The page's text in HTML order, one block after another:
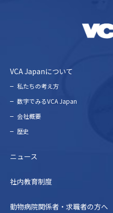
VCA Japanについて
私たちの考え⽅
数字でみるVCA Japan
会社概要
歴史
ニュース
社内教育制度
動物病院関係者・求職者の方へ